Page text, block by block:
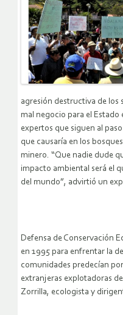
agresión destructiva de los
mal negocio para el
expertos que siguen al
que causaría en los
minero. “Que nadie dude
impacto ambiental será el
del mundo”, advirtió un
Defensa de Conservación
en 1995 para enfrentar la
comunidades predecían
extranjeras explotadoras
Zorrilla, ecologista y